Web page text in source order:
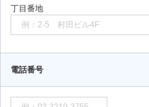
丁目番地
電話番号